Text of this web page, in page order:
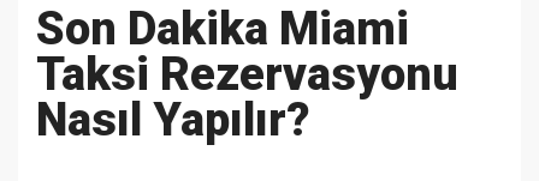
Son Dakika Miami
Taksi Rezervasyonu
Nasıl Yapılır?